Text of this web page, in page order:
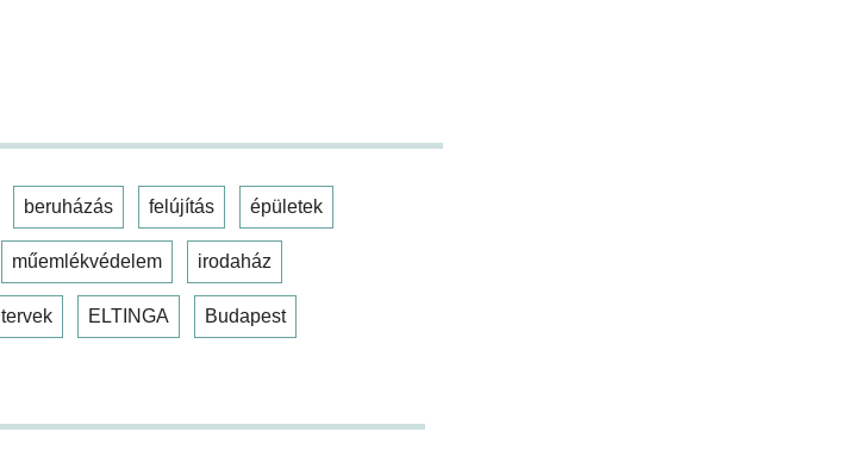
beruházás felújítás épületek
műemlékvédelem irodaház
tervek ELTINGA Budapest